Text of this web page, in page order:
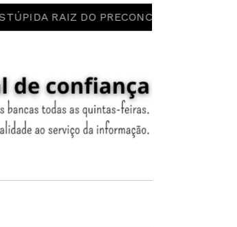
E DO ESTEREÓTIPO!